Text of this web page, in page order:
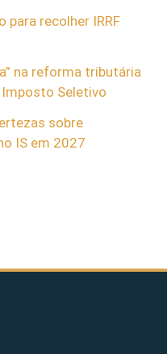
para recolher IRRF
na reforma tributária
Seletivo
sobre
IS em 2027